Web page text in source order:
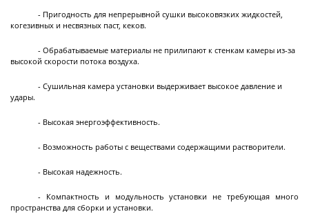
Испытательные
камеры
Перистальтические
насосы
- Пригодность для непрерывной сушки высоковязких жидкостей,
когезивных и несвязных паст, кеков.
- Обрабатываемые материалы не прилипают к стенкам камеры из-за
высокой скорости потока воздуха.
- Сушильная камера установки выдерживает высокое давление и
удары.
- Высокая энергоэффективность.
- Возможность работы с веществами содержащими растворители.
- Высокая надежность.
- Компактность и модульность установки не требующая много
пространства для сборки и установки.